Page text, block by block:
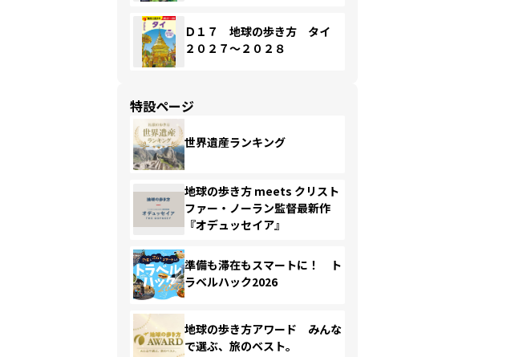
Ｄ１７ 地球の歩き方 タイ
２０２７～２０２８
特設ページ
世界遺産ランキング
地球の歩き方 meets クリスト
ファー・ノーラン監督最新作
『オデュッセイア』
準備も滞在もスマートに！ ト
ラベルハック2026
地球の歩き方アワード みんな
で選ぶ、旅のベスト。